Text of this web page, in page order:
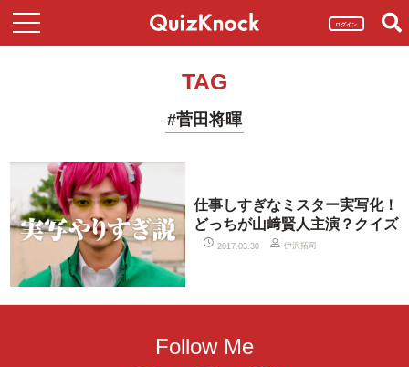
ログイン
TAG
#菅田将暉
仕事しすぎなミスター実写化！
どっちが山﨑賢人主演？クイズ
2017.03.30 伊沢拓司
Follow Me